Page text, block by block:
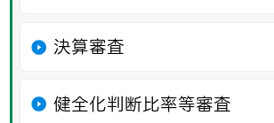
決算審査
健全化判断比率等審査